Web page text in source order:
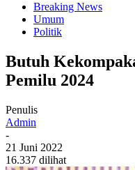
Breaking News
Umum
Politik
Butuh
Pemilu 2024
Penulis
Admin
-
21 Juni 2022
16.337 dilihat